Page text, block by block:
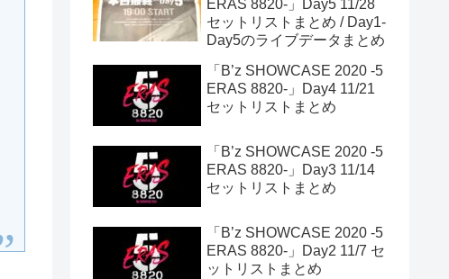
ERAS 8820-」Day5 11/28
セットリストまとめ / Day1-
Day5のライブデータまとめ
「B’z SHOWCASE 2020 -5
ERAS 8820-」Day4 11/21
セットリストまとめ
「B’z SHOWCASE 2020 -5
ERAS 8820-」Day3 11/14
セットリストまとめ
「B’z SHOWCASE 2020 -5
ERAS 8820-」Day2 11/7 セ
ットリストまとめ